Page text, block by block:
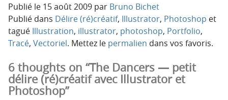
Publié le 15 août 2009 par Bruno Bichet
Publié dans Délire (ré)créatif, Illustrator, Photoshop et
tagué Illustration, illustrator, photoshop, Portfolio,
Tracé, Vectoriel. Mettez le permalien dans vos favoris.
6 thoughts on “The Dancers — petit
délire (ré)créatif avec Illustrator et
Photoshop”